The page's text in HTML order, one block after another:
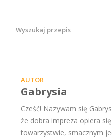
AUTOR
Gabrysia
Cześć! Nazywam się
że dobra impreza opiera
towarzystwie, smacznym